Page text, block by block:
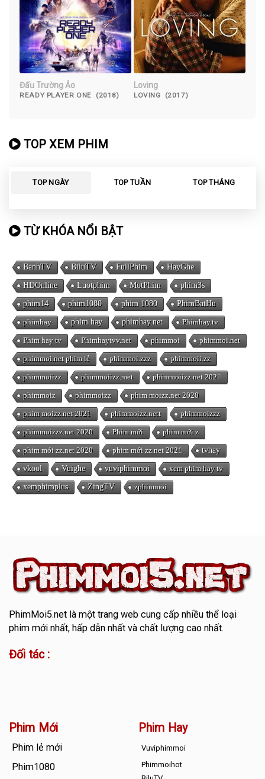
Đấu Trường Ảo
READY PLAYER ONE (2018)
Loving
LOVING (2017)
TOP XEM PHIM
TOP NGÀY TOP TUẦN TOP THÁNG
TỪ KHÓA NỔI BẬT
BanhTV BiluTV FullPhim HayGhe
HDOnline Luotphim MotPhim phim3s
phim14 phim1080 phim 1080 PhimBatHu
phimhay phim hay phimhay.net Phimhay.tv
Phim hay tv Phimhaytvv.net phimmoi phimmoi.net
phimmoi.net phim lẻ phimmoi.zzz phimmoii.zz
phimmoiizz phimmoiizz.met phimmoiizz.net 2021
phimmoiz phimmoizz phim moizz.net 2020
phim moizz.net 2021 phimmoizz.nett phimmoizzz
phimmoizzz.net 2020 Phim mới phim mới z
phim mới zz.net 2020 phim mới zz.net 2021 tvhay
vkool Vuighe vuviphimmoi xem phim hay tv
xemphimplus ZingTV zphimmoi
PhimMoi5.netlà một trang web cung cấp nhiều thể loại
phim mới nhất, hấp dẫn nhất và chất lượng cao nhất.
Đối tác :
Phim Mới
Phim lẻ mới
Phim1080
Phim Hay
Vuviphimmoi
Phimmoihot